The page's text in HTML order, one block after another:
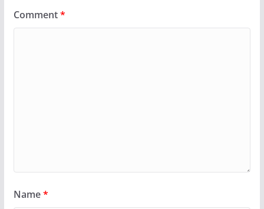
Comment*
Name*